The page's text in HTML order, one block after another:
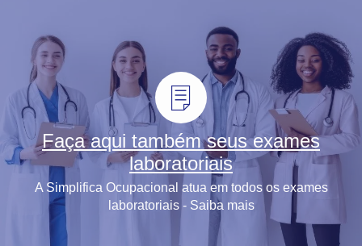
Faça aqui também seus exames
laboratoriais
A Simplifica Ocupacional atua em todos os exames
laboratoriais - Saiba mais